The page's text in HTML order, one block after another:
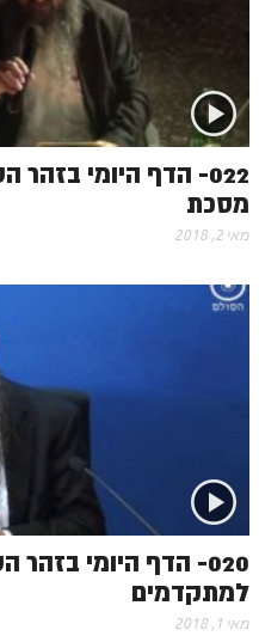
022- הדף היומי
מסכת
מאי 2, 2018
020- הדף היומי
למתקדמים
מאי 1, 2018